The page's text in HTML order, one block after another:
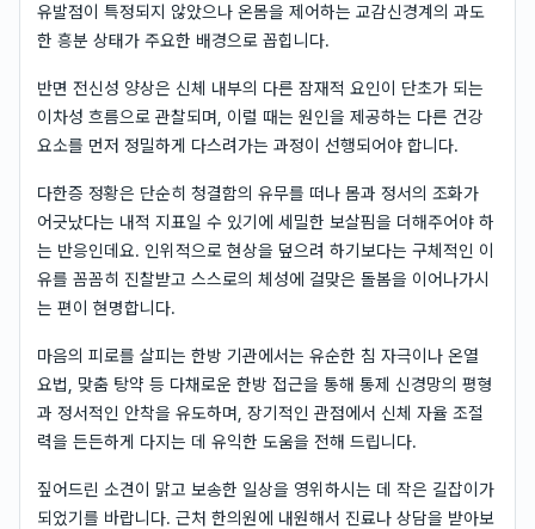
유발점이 특정되지 않았으나 온몸을 제어하는 교감신경계의 과도
한 흥분 상태가 주요한 배경으로 꼽힙니다.
반면 전신성 양상은 신체 내부의 다른 잠재적 요인이 단초가 되는
이차성 흐름으로 관찰되며, 이럴 때는 원인을 제공하는 다른 건강
요소를 먼저 정밀하게 다스려가는 과정이 선행되어야 합니다.
다한증 정황은 단순히 청결함의 유무를 떠나 몸과 정서의 조화가
어긋났다는 내적 지표일 수 있기에 세밀한 보살핌을 더해주어야 하
는 반응인데요. 인위적으로 현상을 덮으려 하기보다는 구체적인 이
유를 꼼꼼히 진찰받고 스스로의 체성에 걸맞은 돌봄을 이어나가시
는 편이 현명합니다.
마음의 피로를 살피는 한방 기관에서는 유순한 침 자극이나 온열
요법, 맞춤 탕약 등 다채로운 한방 접근을 통해 통제 신경망의 평형
과 정서적인 안착을 유도하며, 장기적인 관점에서 신체 자율 조절
력을 든든하게 다지는 데 유익한 도움을 전해 드립니다.
짚어드린 소견이 맑고 보송한 일상을 영위하시는 데 작은 길잡이가
되었기를 바랍니다. 근처 한의원에 내원해서 진료나 상담을 받아보